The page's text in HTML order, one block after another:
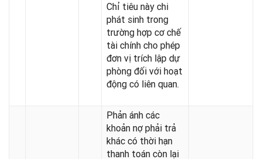
Chỉ tiêu này chi
phát sinh trong
trường hợp cơ chế
tài chính cho phép
đơn vị trích lập dự
phòng đối với hoạt
động có liên quan.
Phản ánh các
khoản nợ phải trả
khác có thời hạn
thanh toán còn lại